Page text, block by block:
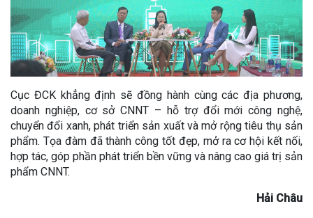
Cục ĐCK khẳng định sẽ đồng hành cùng các địa phương,
doanh nghiệp, cơ sở CNNT – hỗ trợ đổi mới công nghệ,
chuyển đổi xanh, phát triển sản xuất và mở rộng tiêu thụ sản
phẩm. Tọa đàm đã thành công tốt đẹp, mở ra cơ hội kết nối,
hợp tác, góp phần phát triển bền vững và nâng cao giá trị sản
phẩm CNNT.
Hải Châu